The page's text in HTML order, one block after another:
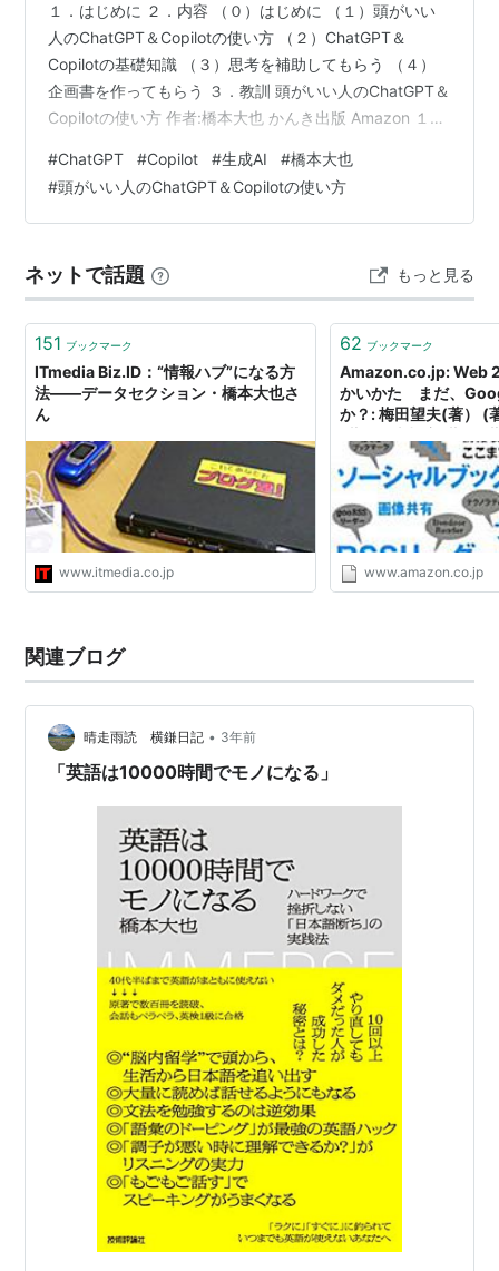
１．はじめに ２．内容 （０）はじめに （１）頭がいい
人のChatGPT＆Copilotの使い方 （２）ChatGPT＆
Copilotの基礎知識 （３）思考を補助してもらう （４）
企画書を作ってもらう ３．教訓 頭がいい人のChatGPT＆
Copilotの使い方 作者:橋本大也 かんき出版 Amazon １．
務を効率化する機運が高まっています。 それこそ、生成
AIに、生成AIの活用法について質問をすれば答えてくれ
ます。 ただ、一度、腰を据えて、実際に何ができるのか
した。 ２．内容 （０）はじ…
#ChatGPT #Copilot #生成AI #橋本大也
#頭がいい人のChatGPT＆Copilotの使い方
ネットで話題 もっと見る
151 ブックマーク
ITmedia Biz.ID：“情報ハブ”になる方
法――データセクション・橋本大也さ
ん
www.itmedia.co.jp
62 ブックマーク
Amazon.co.jp: Web
かいかた まだ、
か？: 梅田望夫(著） (
集): 本
www.amazon.co.jp
関連ブログ
晴走雨読 横鎌日記 • 3年前
「英語は10000時間でモノになる」